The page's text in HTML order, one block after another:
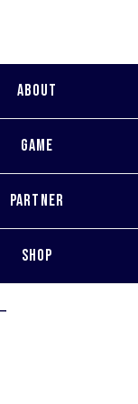
ABOUT
GAME
PARTNER
SHOP